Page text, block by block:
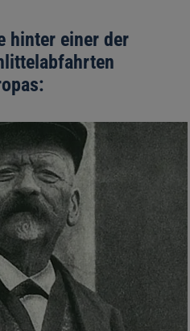
hinter einer der